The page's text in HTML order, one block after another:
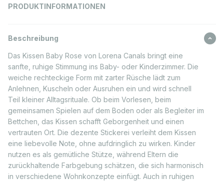
PRODUKTINFORMATIONEN
Beschreibung
Das Kissen Baby Rose von Lorena Canals bringt eine
sanfte, ruhige Stimmung ins Baby- oder Kinderzimmer. Die
weiche rechteckige Form mit zarter Rüsche lädt zum
Anlehnen, Kuscheln oder Ausruhen ein und wird schnell
Teil kleiner Alltagsrituale. Ob beim Vorlesen, beim
gemeinsamen Spielen auf dem Boden oder als Begleiter im
Bettchen, das Kissen schafft Geborgenheit und einen
vertrauten Ort. Die dezente Stickerei verleiht dem Kissen
eine liebevolle Note, ohne aufdringlich zu wirken. Kinder
nutzen es als gemütliche Stütze, während Eltern die
zurückhaltende Farbgebung schätzen, die sich harmonisch
in verschiedene Wohnkonzepte einfügt. Auch in ruhigen